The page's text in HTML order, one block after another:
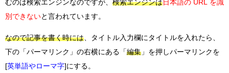
むのは検索エンジンなのですが、 検索エンジンは 日本語の URL を識
別できないと言われています。
なので記事を書く時には 、タイトル入力欄にタイトルを入れたら、
下の「パーマリンク」の右横にある「 編集 」を押しパーマリンクを
[英単語やローマ字]にする。